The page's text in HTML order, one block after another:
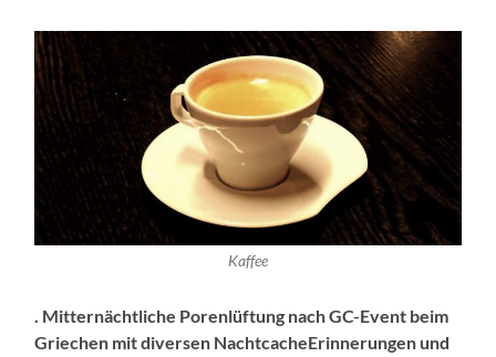
Kaffee
. Mitternächtliche Porenlüftung nach GC-Event beim
Griechen mit diversen NachtcacheErinnerungen und